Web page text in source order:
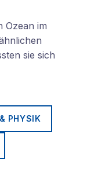
Ozean im
sie sich
PHYSIK